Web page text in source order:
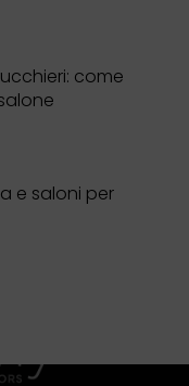
come
e saloni per